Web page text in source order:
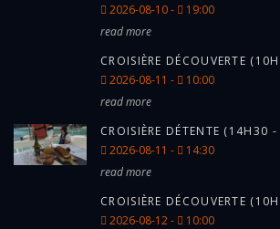
2026-08-10 -
19:00
read more
CROISIÈRE DÉCOUVERTE
2026-08-11 -
10:00
read more
CROISIÈRE DÉTENTE (14H30
2026-08-11 -
14:30
read more
CROISIÈRE DÉCOUVERTE
2026-08-12 -
10:00